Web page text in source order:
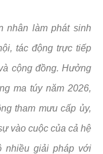
nhân làm phát sinh
tác động trực tiếp
cộng đồng. Hưởng
ma túy năm 2026,
tham mưu cấp ủy,
vào cuộc của cả hệ
nhiều giải pháp với